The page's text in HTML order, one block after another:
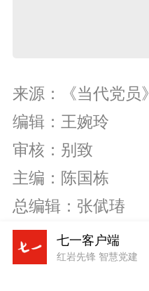
来源：《当代党员》
编辑：王婉玲
审核：别致
主编：陈国栋
总编辑：张倵瑃
七一客户端
红岩先锋 智慧党建